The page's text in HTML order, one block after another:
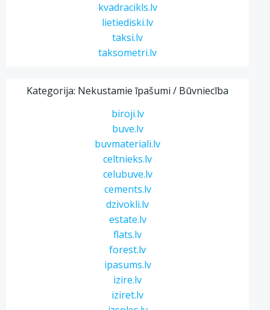
kvadracikls.lv
lietiediski.lv
taksi.lv
taksometri.lv
Kategorija: Nekustamie īpašumi / Būvniecība
biroji.lv
buve.lv
buvmateriali.lv
celtnieks.lv
celubuve.lv
cements.lv
dzivokli.lv
estate.lv
flats.lv
forest.lv
ipasums.lv
izire.lv
iziret.lv